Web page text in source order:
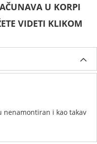
U KORPI
VIDETI KLIKOM
i kao takav